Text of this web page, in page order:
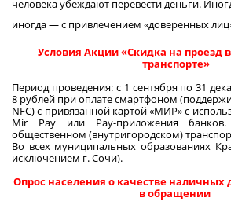
человека убеждают перевести деньги.
иногда — с привлечением «доверенных
Условия Акции «Скидка на проезд
транспорте»
Период проведения: с 1 сентября по 31
8 рублей при оплате смартфоном
NFC) с привязанной картой «МИР» с
Mir Pay или Pay-приложения
общественном (внутригородском)
Во всех муниципальных образованиях
исключением г. Сочи).
Опрос населения о качестве наличных
в обращении